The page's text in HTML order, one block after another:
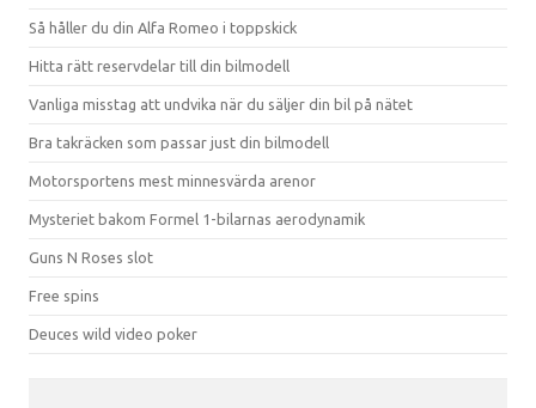
Så håller du din Alfa Romeo i toppskick
Hitta rätt reservdelar till din bilmodell
Vanliga misstag att undvika när du säljer din bil på nätet
Bra takräcken som passar just din bilmodell
Motorsportens mest minnesvärda arenor
Mysteriet bakom Formel 1-bilarnas aerodynamik
Guns N Roses slot
Free spins
Deuces wild video poker